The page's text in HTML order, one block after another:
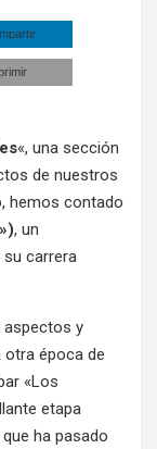
«, una sección
de nuestros
hemos contado
, un
carrera
aspectos y
otra época de
«Los
etapa
ha pasado